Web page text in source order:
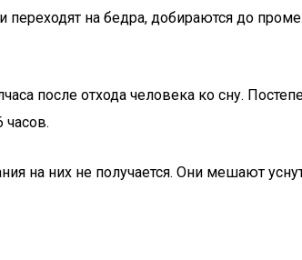
на бедра, добираются до
после отхода человека ко сну.
часов.
на них не получается. Они мешают